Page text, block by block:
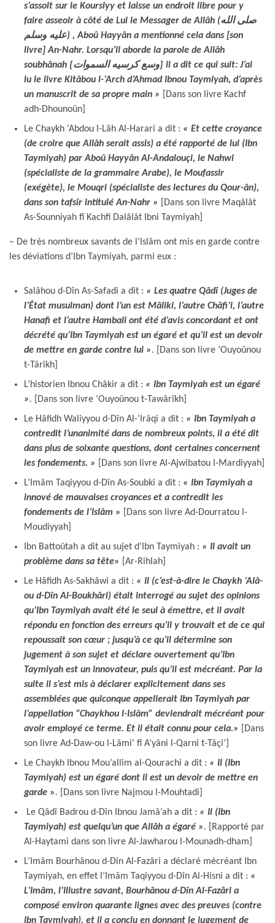
s’assoit sur le Koursiyy et laisse un endroit libre pour y
faire asseoir à côté de Lui le Messager de Allâh (صلى الله
عليه وسلم) , Aboû Hayyân a mentionné cela dans [son
livre] An-Nahr. Lorsqu’il aborde la parole de Allâh
soubhânah {وسع كرسيه السموات} il a dit ce qui suit: J’ai
lu le livre Kitâbou l-‘Arch d’Ahmad Ibnou Taymiyah, d’après
un manuscrit de sa propre main »
[Dans son livre Kachf
adh-Dhounoûn]
Le Chaykh ‘Abdou l-Lâh Al-Harari a dit : « Et cette croyance
(de croire que Allâh serait assis) a été rapporté de lui (Ibn
Taymiyah) par Aboû Hayyân Al-Andalouçi, le Nahwi
(spécialiste de la grammaire Arabe), le Moufassir
(exégète), le Mouqri (spécialiste des lectures du Qour-ân),
dans son tafsîr intitulé An-Nahr »
[Dans son livre Maqâlât
As-Sounniyah fî Kachfi Dalâlât Ibni Taymiyah]
– De très nombreux savants de l’Islâm ont mis en garde contre
les déviations d’Ibn Taymiyah, parmi eux :
Salâhou d-Dîn As-Safadi a dit : « Les quatre Qâdî (Juges de
l’État musulman) dont l’un est Mâliki, l’autre Châfi’i, l’autre
Hanafi et l’autre Hambali ont été d’avis concordant et ont
décrété qu’Ibn Taymiyah est un égaré et qu’il est un devoir
de mettre en garde contre lui ».
[Dans son livre ‘Ouyoûnou
t-Târîkh]
L’historien Ibnou Châkir a dit : « Ibn Taymiyah est un égaré
».
[Dans son livre ‘Ouyoûnou t-Tawârîkh]
Le Hâfidh Waliyyou d-Dîn Al-‘Irâqi a dit : « Ibn Taymiyah a
contredit l’unanimité dans de nombreux points, il a été dit
dans plus de soixante questions, dont certaines concernent
les fondements. »
[Dans son livre Al-Ajwibatou l-Mardiyyah]
L’Imâm Taqiyyou d-Dîn As-Soubki a dit : « Ibn Taymiyah a
innové de mauvaises croyances et a contredit les
fondements de l’Islâm »
[Dans son livre Ad-Dourratou l-
Moudiyyah]
Ibn Battoûtah a dit au sujet d’Ibn Taymiyah : « Il avait un
problème dans sa tête»
[Ar-Rihlah]
Le Hâfidh As-Sakhâwi a dit : « Il (c’est-à-dire le Chaykh ‘Alâ-
ou d-Dîn Al-Boukhâri) était interrogé au sujet des opinions
qu’Ibn Taymiyah avait été le seul à émettre, et il avait
répondu en fonction des erreurs qu’il y trouvait et de ce qui
repoussait son cœur ; jusqu’à ce qu’il détermine son
jugement à son sujet et déclare ouvertement qu’Ibn
Taymiyah est un innovateur, puis qu’il est mécréant. Par la
suite il s’est mis à déclarer explicitement dans ses
assemblées que quiconque appellerait Ibn Taymiyah par
l’appellation “Chaykhou l-Islâm” deviendrait mécréant pour
avoir employé ce terme. Et il était connu pour cela.»
[Dans
son livre Ad-Daw-ou l-Lâmi’ fî A’yâni l-Qarni t-Tâçi’]
Le Chaykh Ibnou Mou’allim al-Qourachi a dit : « Il (Ibn
Taymiyah) est un égaré dont il est un devoir de mettre en
garde ». [Dans son livre Najmou l-Mouhtadi]
Le Qâdî Badrou d-Dîn Ibnou Jamâ’ah a dit : « Il (Ibn
Taymiyah) est quelqu’un que Allâh a égaré ». [Rapporté par
Al-Haytami dans son livre Al-Jawharou l-Mounadh-dham]
L’Imâm Bourhânou d-Dîn Al-Fazâri a déclaré mécréant Ibn
Taymiyah, en effet l’Imâm Taqiyyou d-Dîn Al-Hisni a dit : «
L’Imâm, l’Illustre savant, Bourhânou d-Dîn Al-Fazâri a
composé environ quarante lignes avec des preuves (contre
Ibn Taymiyah), et il a conclu en donnant le jugement de